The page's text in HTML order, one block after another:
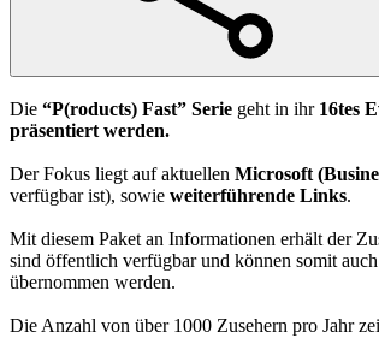
Die “P(roducts) Fast” Serie geht in ihr 16tes
präsentiert werden.
Der Fokus liegt auf aktuellen Microsoft
verfügbar ist), sowie weiterführende Links.
Mit diesem Paket an Informationen erhält der
sind öffentlich verfügbar und können somit
übernommen werden.
Die Anzahl von über 1000 Zusehern pro Jahr